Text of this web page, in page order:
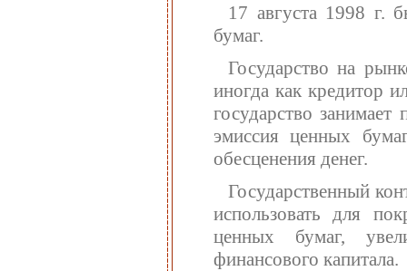
17 августа 1998 г.
бумаг.
Государство на
иногда как кредитор
государство
эмиссия ценных
обесценения денег.
Государственный
использовать для
ценных бумаг,
финансового капитала.